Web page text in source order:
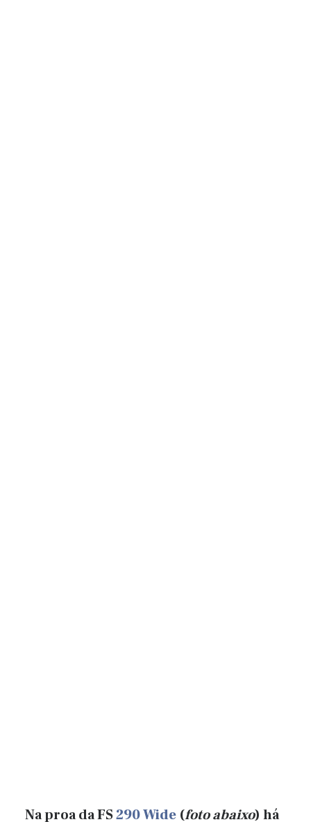
Na proa daFS290 Wide (foto abaixo) há